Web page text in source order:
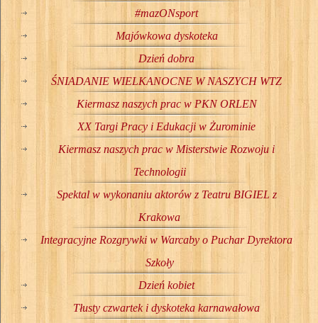
#mazONsport
Majówkowa dyskoteka
Dzień dobra
ŚNIADANIE WIELKANOCNE W NASZYCH WTZ
Kiermasz naszych prac w PKN ORLEN
XX Targi Pracy i Edukacji w Żurominie
Kiermasz naszych prac w Misterstwie Rozwoju i
Technologii
Spektal w wykonaniu aktorów z Teatru BIGIEL z
Krakowa
Integracyjne Rozgrywki w Warcaby o Puchar Dyrektora
Szkoły
Dzień kobiet
Tłusty czwartek i dyskoteka karnawałowa